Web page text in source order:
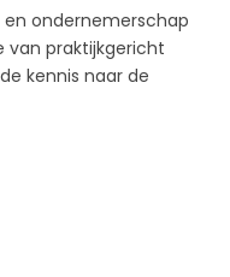
ondernemerschap
van praktijkgericht
kennis naar de